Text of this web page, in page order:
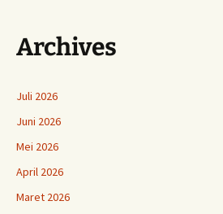
Archives
Juli 2026
Juni 2026
Mei 2026
April 2026
Maret 2026